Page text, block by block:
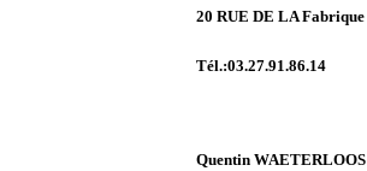
20 RUE DE LA Fabrique
Tél.:03.27.91.86.14
Quentin WAETERLOOS